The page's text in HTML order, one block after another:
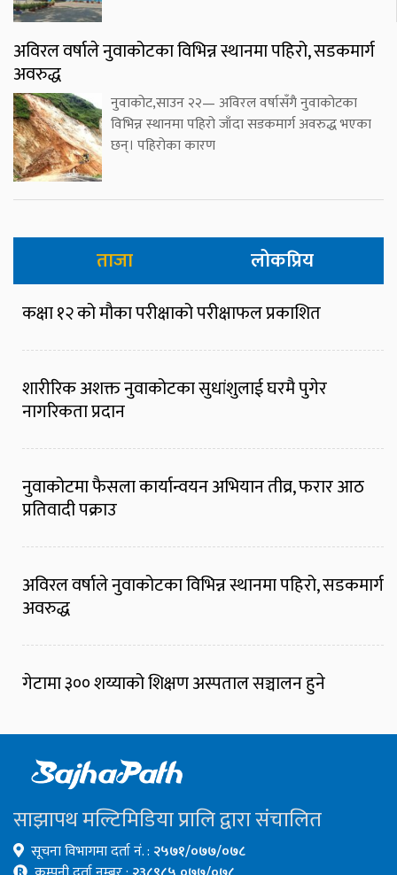
अविरल वर्षाले नुवाकोटका विभिन्न स्थानमा पहिरो, सडकमार्ग
अवरुद्ध
नुवाकोट,साउन २२— अविरल वर्षासँगै नुवाकोटका
विभिन्न स्थानमा पहिरो जाँदा सडकमार्ग अवरुद्ध भएका
छन्। पहिरोका कारण
ताजा लोकप्रिय
कक्षा १२ को मौका परीक्षाको परीक्षाफल प्रकाशित
शारीरिक अशक्त नुवाकोटका सुधांशुलाई घरमै पुगेर
नागरिकता प्रदान
नुवाकोटमा फैसला कार्यान्वयन अभियान तीव्र, फरार आठ
प्रतिवादी पक्राउ
अविरल वर्षाले नुवाकोटका विभिन्न स्थानमा पहिरो, सडकमार्ग
अवरुद्ध
गेटामा ३०० शय्याको शिक्षण अस्पताल सञ्चालन हुने
साझापथ मल्टिमिडिया प्रालि द्वारा संचालित
सूचना विभागमा दर्ता नं. : २५७१/०७७/०७८